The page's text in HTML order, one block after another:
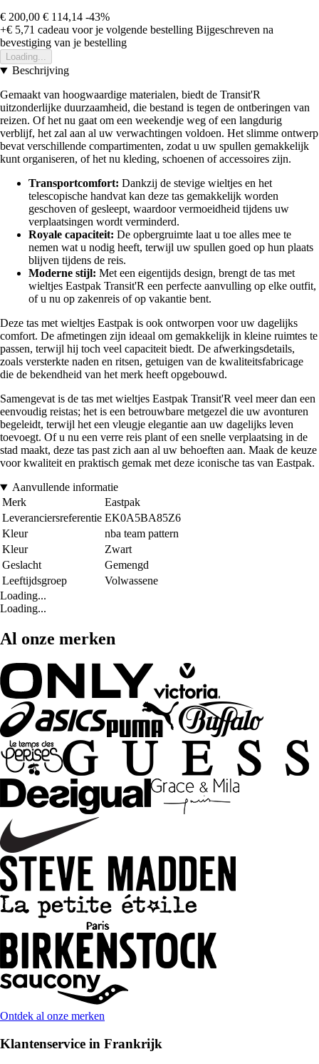
€ 200,00 € 114,14 -43%
+€ 5,71 cadeau voor je volgende bestelling Bijgeschreven na
bevestiging van je bestelling
Loading...
Beschrijving
Gemaakt van hoogwaardige materialen, biedt de Transit'R
uitzonderlijke duurzaamheid, die bestand is tegen de ontberingen van
reizen. Of het nu gaat om een weekendje weg of een langdurig
verblijf, het zal aan al uw verwachtingen voldoen. Het slimme ontwerp
bevat verschillende compartimenten, zodat u uw spullen gemakkelijk
kunt organiseren, of het nu kleding, schoenen of accessoires zijn.
Transportcomfort: Dankzij de stevige wieltjes en het
telescopische handvat kan deze tas gemakkelijk worden
geschoven of gesleept, waardoor vermoeidheid tijdens uw
verplaatsingen wordt verminderd.
Royale capaciteit: De opbergruimte laat u toe alles mee te
nemen wat u nodig heeft, terwijl uw spullen goed op hun plaats
blijven tijdens de reis.
Moderne stijl: Met een eigentijds design, brengt de tas met
wieltjes Eastpak Transit'R een perfecte aanvulling op elke outfit,
of u nu op zakenreis of op vakantie bent.
Deze tas met wieltjes Eastpak is ook ontworpen voor uw dagelijks
comfort. De afmetingen zijn ideaal om gemakkelijk in kleine ruimtes te
passen, terwijl hij toch veel capaciteit biedt. De afwerkingsdetails,
zoals versterkte naden en ritsen, getuigen van de kwaliteitsfabricage
die de bekendheid van het merk heeft opgebouwd.
Samengevat is de tas met wieltjes Eastpak Transit'R veel meer dan een
eenvoudig reistas; het is een betrouwbare metgezel die uw avonturen
begeleidt, terwijl het een vleugje elegantie aan uw dagelijks leven
toevoegt. Of u nu een verre reis plant of een snelle verplaatsing in de
stad maakt, deze tas past zich aan al uw behoeften aan. Maak de keuze
voor kwaliteit en praktisch gemak met deze iconische tas van Eastpak.
Aanvullende informatie
Merk
Eastpak
Leveranciersreferentie EK0A5BA85Z6
Kleur
nba team pattern
Kleur
Zwart
Geslacht
Gemengd
Leeftijdsgroep
Volwassene
Loading...
Loading...
Al onze merken
Ontdek al onze merken
Klantenservice in Frankrijk